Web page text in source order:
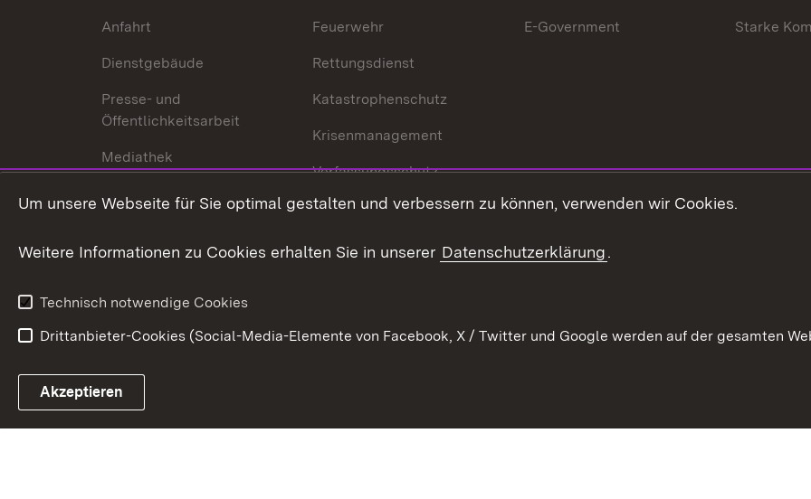
Anfahrt
Dienstgebäude
Presse- und
Öffentlichkeitsarbeit
Mediathek
Publikationen
Feuerwehr
Rettungsdienst
Katastrophenschutz
Krisenmanagement
Verfassungsschutz
Datenschutz
Glücksspielrecht
E-Government Starke
Link zum Landesportal
Um unsere Webseite für Sie optimal gestalten und verbessern zu können, verwenden wir Cookies.
Weitere Informationen zu Cookies erhalten Sie in unserer Datenschutzerklärung.
Technisch notwendige Cookies
Drittanbieter-Cookies (Social-Media-Elemente von Facebook, X / Twitter und Google werden auf der gesamten
Akzeptieren